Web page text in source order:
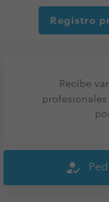
Registro
Recibe
how_to_reg